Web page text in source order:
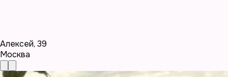
Алексей, 39
Москва